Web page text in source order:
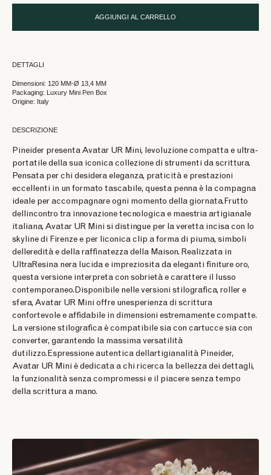
AGGIUNGI AL CARRELLO
DETTAGLI
Dimensioni: 120 MM-Ø 13,4 MM
Packaging: Luxury Mini Pen Box
Origine: Italy
DESCRIZIONE
Pineider presenta Avatar UR Mini, levoluzione compatta e ultra-
portatile della sua iconica collezione di strumenti da scrittura.
Pensata per chi desidera eleganza, praticità e prestazioni
eccellenti in un formato tascabile, questa penna è la compagna
ideale per accompagnare ogni momento della giornata.Frutto
dellincontro tra innovazione tecnologica e maestria artigianale
italiana, Avatar UR Mini si distingue per la veretta incisa con lo
skyline di Firenze e per liconica clip a forma di piuma, simboli
delleredità e della raffinatezza della Maison. Realizzata in
UltraResina nera lucida e impreziosita da eleganti finiture oro,
questa versione interpreta con sobrietà e carattere il lusso
contemporaneo.Disponibile nelle versioni stilografica, roller e
sfera, Avatar UR Mini offre unesperienza di scrittura
confortevole e affidabile in dimensioni estremamente compatte.
La versione stilografica è compatibile sia con cartucce sia con
converter, garantendo la massima versatilità
dutilizzo.Espressione autentica dellartigianalità Pineider,
Avatar UR Mini è dedicata a chi ricerca la bellezza dei dettagli,
la funzionalità senza compromessi e il piacere senza tempo
della scrittura a mano.